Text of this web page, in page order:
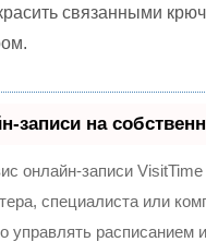
связанными
записи на
онлайн-записи
специалиста или
управлять расписанием и